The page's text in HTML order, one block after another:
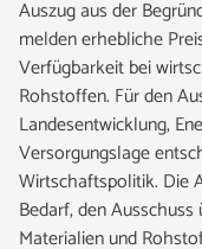
Auszug aus der
melden erhebliche
Verfügbarkeit bei
Rohstoffen. Für den
Landesentwicklung,
Versorgungslage
Wirtschaftspolitik. Die
Bedarf, den
Materialien und